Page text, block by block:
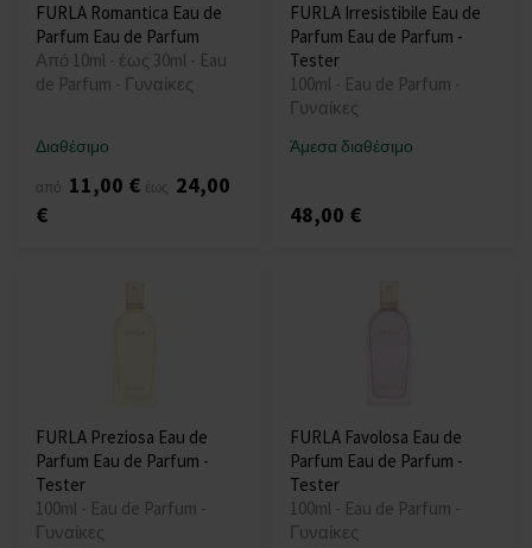
FURLA Romantica Eau de
Parfum Eau de Parfum
Από 10ml - έως 30ml - Eau
de Parfum - Γυναίκες
Διαθέσιμο
από 11,00 € έως 24,00
€
FURLA Irresistibile Eau de
Parfum Eau de Parfum -
Tester
100ml - Eau de Parfum -
Γυναίκες
Άμεσα διαθέσιμο
48,00 €
FURLA Preziosa Eau de
Parfum Eau de Parfum -
Tester
100ml - Eau de Parfum -
Γυναίκες
FURLA Favolosa Eau de
Parfum Eau de Parfum -
Tester
100ml - Eau de Parfum -
Γυναίκες